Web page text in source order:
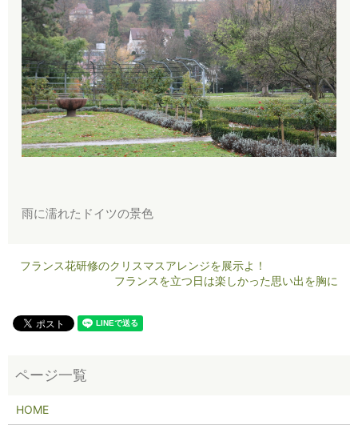
雨に濡れたドイツの景色
フランス花研修のクリスマスアレンジを展示よ！
フランスを立つ日は楽しかった思い出を胸に
HOME